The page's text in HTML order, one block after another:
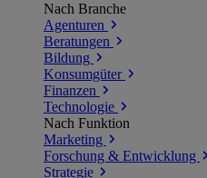
Nach Branche
Agenturen
Beratungen
Bildung
Konsumgüter
Finanzen
Technologie
Nach Funktion
Marketing
Forschung & Entwicklung
Strategie